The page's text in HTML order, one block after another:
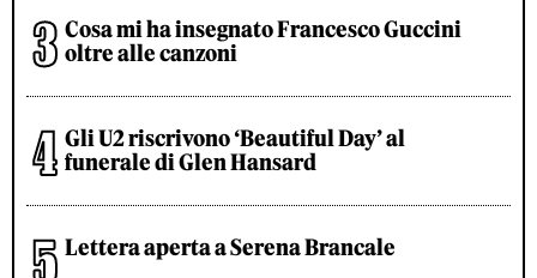
Cosa mi ha insegnato Francesco Guccini
oltre alle canzoni
Gli U2 riscrivono ‘Beautiful Day’ al
funerale di Glen Hansard
Lettera aperta a Serena Brancale